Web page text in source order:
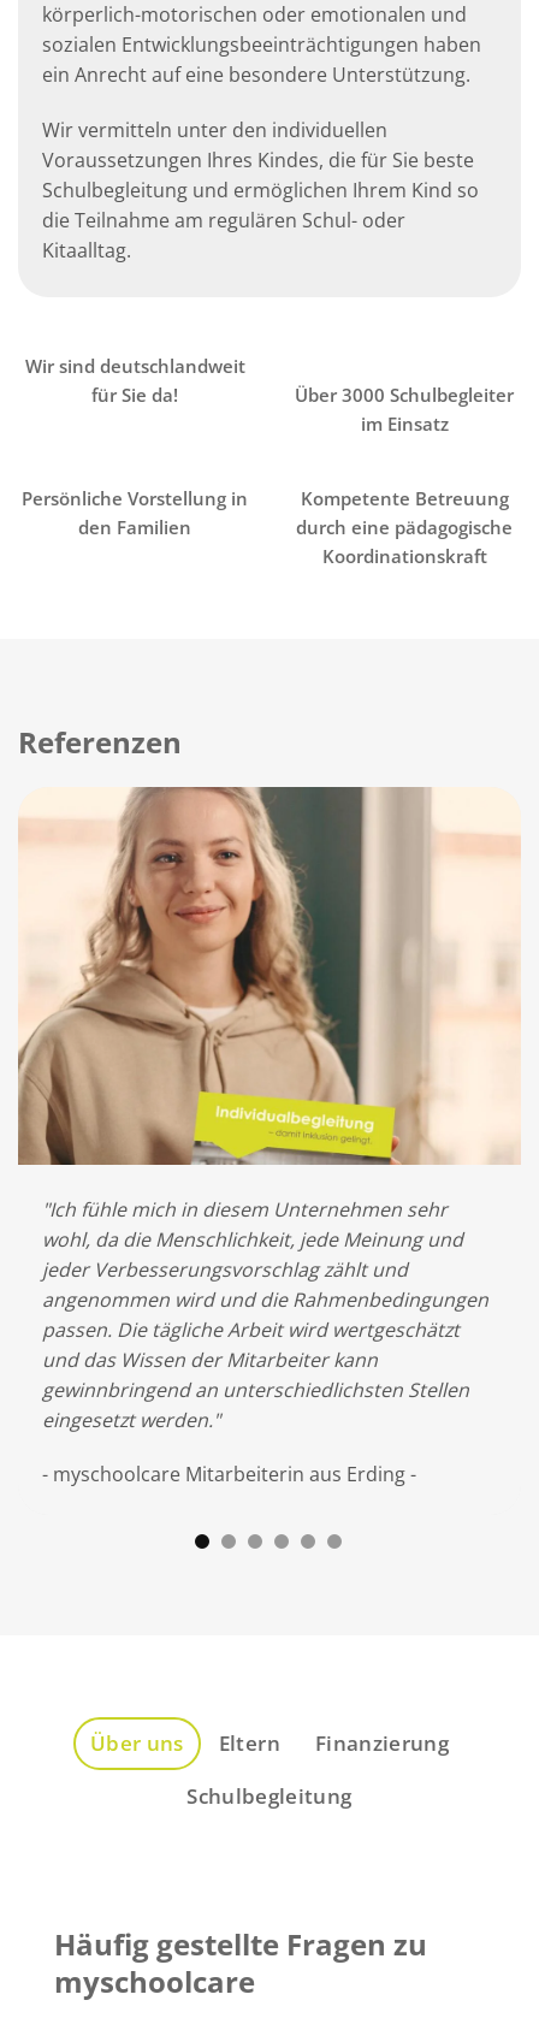
körperlich-motorischen oder emotionalen und
sozialen Entwicklungsbeeinträchtigungen haben
ein Anrecht auf eine besondere Unterstützung.
Wir vermitteln unter den individuellen
Voraussetzungen Ihres Kindes, die für Sie beste
Schulbegleitung und ermöglichen Ihrem Kind so
die Teilnahme am regulären Schul- oder
Kitaalltag.
Wir sind deutschlandweit
für Sie da!
Über 3000 Schulbegleiter
im Einsatz
Persönliche Vorstellung in
den Familien
Kompetente Betreuung
durch eine pädagogische
Koordinationskraft
Referenzen
"Ich fühle mich in diesem Unternehmen sehr
wohl, da die Menschlichkeit, jede Meinung und
jeder Verbesserungsvorschlag zählt und
angenommen wird und die Rahmenbedingungen
passen. Die tägliche Arbeit wird wertgeschätzt
und das Wissen der Mitarbeiter kann
gewinnbringend an unterschiedlichsten Stellen
eingesetzt werden."
- myschoolcare Mitarbeiterin aus Erding -
Über uns Eltern
Finanzierung
Schulbegleitung
Häufig gestellte Fragen zu
myschoolcare